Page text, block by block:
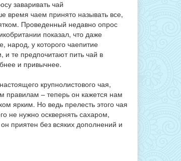
время чаем принято называть все,
Проведенный недавно опрос
показал, что даже
народ, у которого чаепитие
и те предпочитают пить чай в
и привычнее.
крупнолистового чая,
правилам – теперь он кажется нам
ярким. Но ведь прелесть этого чая
не нужно осквернять сахаром,
приятен без всяких дополнений и